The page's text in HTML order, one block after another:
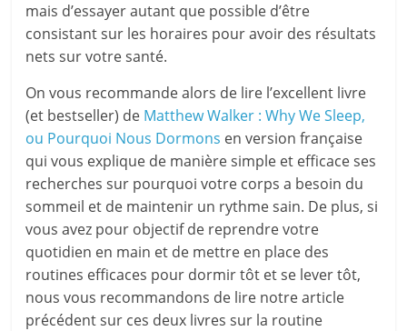
mais d’essayer autant que possible d’être
consistant sur les horaires pour avoir des résultats
nets sur votre santé.
On vous recommande alors de lire l’excellent livre
(et bestseller) de Matthew Walker : Why We Sleep,
ou Pourquoi Nous Dormons en version française
qui vous explique de manière simple et efficace ses
recherches sur pourquoi votre corps a besoin du
sommeil et de maintenir un rythme sain. De plus, si
vous avez pour objectif de reprendre votre
quotidien en main et de mettre en place des
routines efficaces pour dormir tôt et se lever tôt,
nous vous recommandons de lire notre article
précédent sur ces deux livres sur la routine